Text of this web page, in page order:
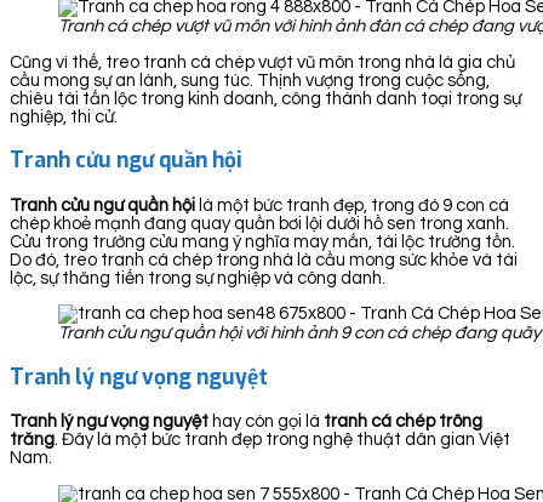
Tranh cá chép vượt vũ môn với hình ảnh đàn cá chép đang
Cũng vì thế, treo tranh cá chép vượt vũ môn trong nhà là gia chủ
cầu mong sự an lành, sung túc. Thịnh vượng trong cuộc sống,
chiêu tài tấn lộc trong kinh doanh, công thành danh toại trong sự
nghiệp, thi cử.
Tranh cửu ngư quần hội
Tranh cửu ngư quần hội là một bức tranh đẹp, trong đó 9 con cá
chép khoẻ mạnh đang quay quần bơi lội dưới hồ sen trong xanh.
Cửu trong trường cửu mang ý nghĩa may mắn, tài lộc trường tồn.
Do đó, treo tranh cá chép trong nhà là cầu mong sức khỏe và tài
lộc, sự thăng tiến trong sự nghiệp và công danh.
Tranh cửu ngư quần hội với hình ảnh 9 con cá chép đang
Tranh lý ngư vọng nguyệt
Tranh lý ngư vọng nguyệt hay còn gọi là tranh cá chép trông
trăng . Đây là một bức tranh đẹp trong nghệ thuật dân gian Việt
Nam.